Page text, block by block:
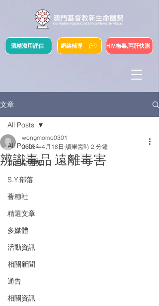
網絡輔導
酒精濫用評估 HIV,梅毒,丙肝快測
文章
All Posts
新生命團契
S.Y.部落
薈穗社
精選文章
多媒體
活動資訊
相關新聞
通告
相關資訊
All Posts
辨識毒品 遠離毒害
wongmomo0301
2023年4月18日 讀畢需時 2 分鐘